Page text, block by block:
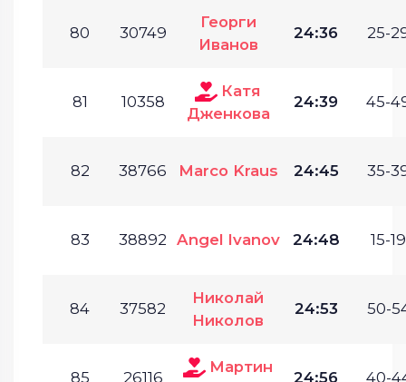
80 30749
Георги
Иванов
24:36 25-
81 10358
Катя
Дженкова
24:39 45-
82 38766 Marco Kraus 24:45 35-
83 38892 Angel Ivanov 24:48 15-
84 37582
Николай
Николов
24:53 50-
85 26116
Мартин
24:56 40-